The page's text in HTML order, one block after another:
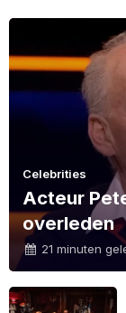
Celebrities
Acteur
overleden
21 minuten